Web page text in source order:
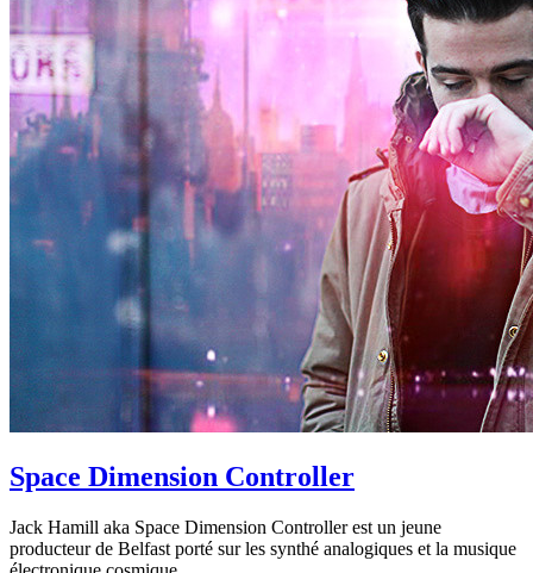
Space Dimension Controller
Jack Hamill aka Space Dimension Controller est un jeune
producteur de Belfast porté sur les synthé analogiques et la musique